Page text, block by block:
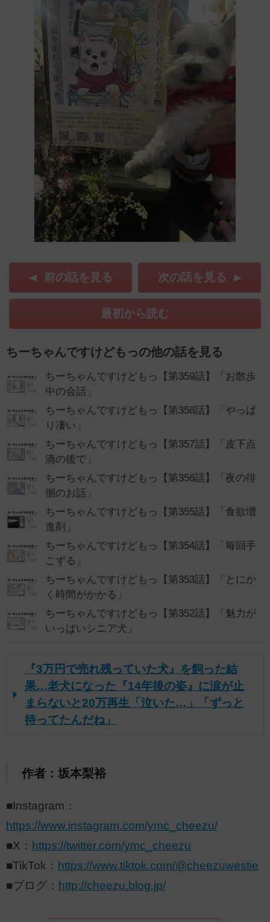
前の話を見る 次の話を見る
最初から読む
ちーちゃんですけどもっの他の話を見る
ちーちゃんですけどもっ【第359話】「お散歩
中の会話」
ちーちゃんですけどもっ【第358話】「やっぱ
り凄い」
ちーちゃんですけどもっ【第357話】「皮下点
滴の後で」
ちーちゃんですけどもっ【第356話】「夜の徘
徊のお話」
ちーちゃんですけどもっ【第355話】「食欲増
進剤」
ちーちゃんですけどもっ【第354話】「毎回手
こずる」
ちーちゃんですけどもっ【第353話】「とにか
く時間がかかる」
ちーちゃんですけどもっ【第352話】「魅力が
いっぱいシニア犬」
『3万円で売れ残っていた犬』を飼った結
果…老犬になった『14年後の姿』に涙が止
まらないと20万再生「泣いた…」「ずっと
待ってたんだね」
作者：坂本梨裕
■Instagram：
https://www.instagram.com/ymc_cheezu/
■X： https://twitter.com/ymc_cheezu
■TikTok： https://www.tiktok.com/@cheezuwestie
■ブログ： http://cheezu.blog.jp/